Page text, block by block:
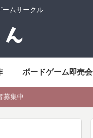
ームサークル
ボードゲーム即売会
募集中